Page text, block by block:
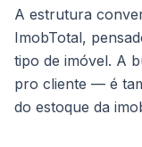
A estrutura
ImobTotal,
tipo de imóvel. A
pro cliente — é
do estoque da